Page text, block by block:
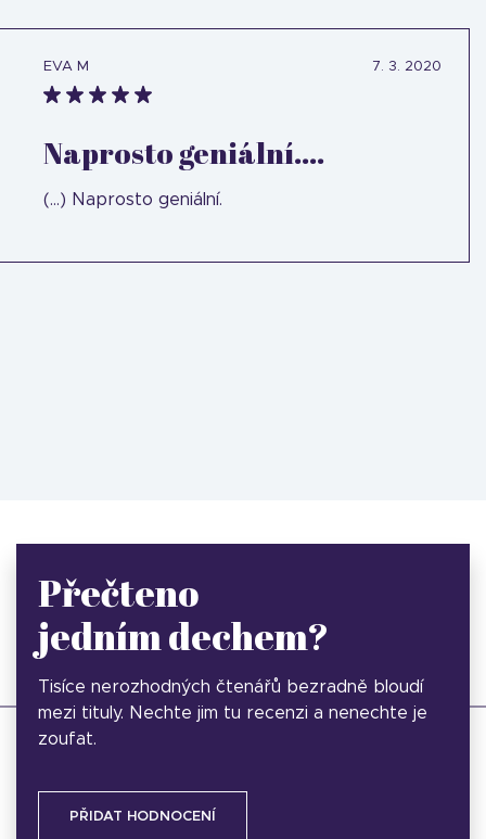
EVA M 7. 3. 2020
Naprosto geniální....
(...) Naprosto geniální.
Přečteno
jedním dechem?
Tisíce nerozhodných čtenářů bezradně bloudí
mezi tituly. Nechte jim tu recenzi a nenechte je
zoufat.
PŘIDAT HODNOCENÍ